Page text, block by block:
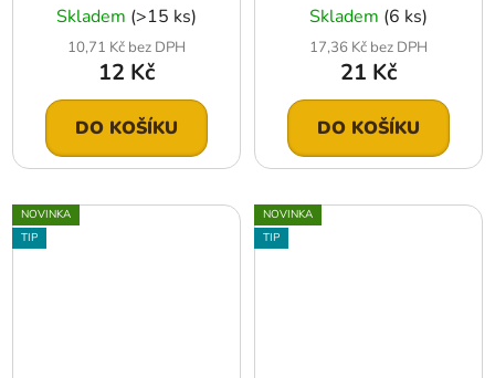
Skladem (>15 ks)
10,71 Kč bez DPH
12 Kč
DO KOŠÍKU
Skladem (6 ks)
17,36 Kč bez DPH
21 Kč
DO KOŠÍKU
NOVINKA
TIP
NOVINKA
TIP